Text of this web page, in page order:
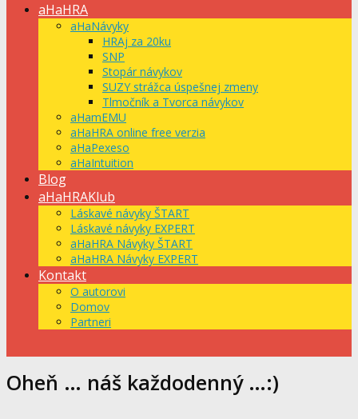
aHaHRA
aHaNávyky
HRAj za 20ku
SNP
Stopár návykov
SUZY strážca úspešnej zmeny
Tlmočník a Tvorca návykov
aHamEMU
aHaHRA online free verzia
aHaPexeso
aHaIntuition
Blog
aHaHRAKlub
Láskavé návyky ŠTART
Láskavé návyky EXPERT
aHaHRA Návyky ŠTART
aHaHRA Návyky EXPERT
Kontakt
O autorovi
Domov
Partneri
Oheň … náš každodenný …:)